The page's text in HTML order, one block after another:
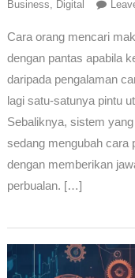
Business, Digital
Cara orang mencari
dengan pantas apabila
daripada pengalaman
lagi satu-satunya pintu
Sebaliknya, sistem
sedang mengubah cara
dengan memberikan
perbualan. […]